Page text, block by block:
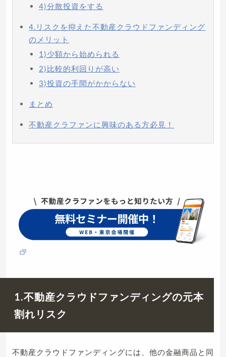
4)分散投資をする
4.リスクを抑えた不動産クラウドファンディング
のメリット
1)少額から始められる
2)比較的利回りが高い
3)投資の手間がかからない
まとめ
不動産クラファンに興味のある方必見！
1.不動産クラウドファンディングの元本
割れリスク
不動産クラウドファンディングには、他の金融商品と同